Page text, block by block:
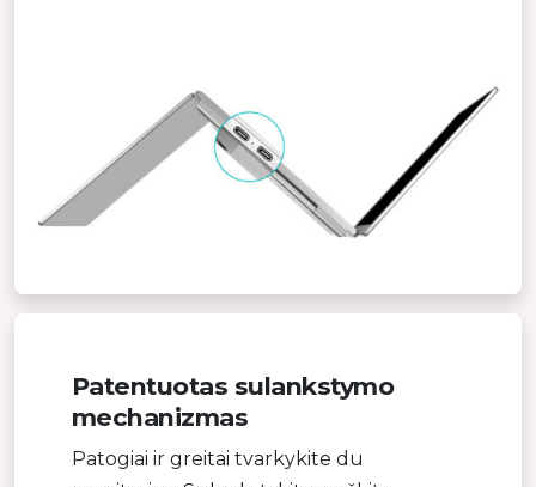
Patentuotas sulankstymo
mechanizmas
Patogiai ir greitai tvarkykite du